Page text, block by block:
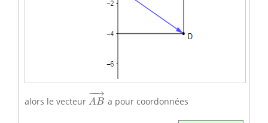
alors le vecteur
−
−→
AB
AB→
a pour coordonnées